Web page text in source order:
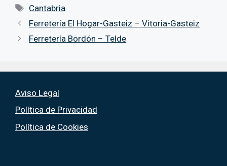
Etiquetas
Cantabria
Ferretería El Hogar-Gasteiz – Vitoria-Gasteiz
Ferretería Bordón – Telde
Aviso Legal
Política de Privacidad
Política de Cookies